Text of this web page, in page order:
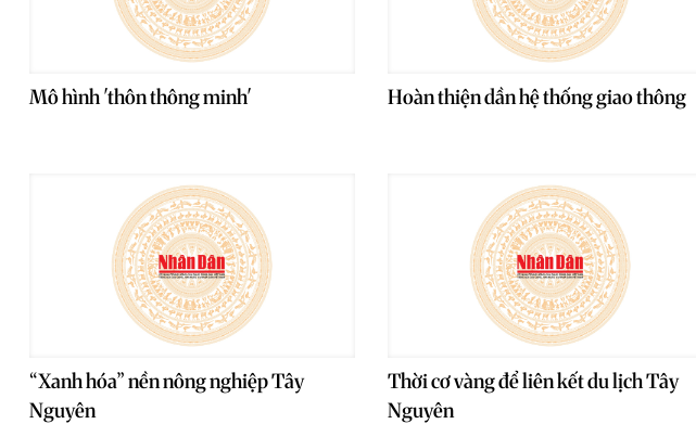
Mô hình 'thôn thông minh' Hoàn thiện dần hệ thống giao thông
“Xanh hóa” nền nông nghiệp Tây
Nguyên
Thời cơ vàng để liên kết du lịch Tây
Nguyên